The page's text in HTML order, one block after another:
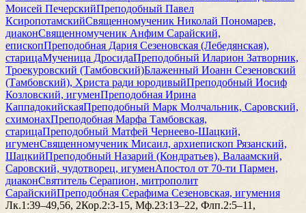
Моисей ПечерскийПреподобный Павел
КсиропотамскийСвященномученик Николай Пономарев,
диаконСвященномученик Анфим Сарайский,
епископПреподобная Дария Сезеновская (Лебедянская),
старицаМученица ДросидаПреподобный Иларион Затворник,
Троекуровский (Тамбовский)Блаженный Иоанн Сезеновский
(Тамбовский), Христа ради юродивыйПреподобный Иосиф
Козловский, игуменПреподобная Ирина
КаппадокийскаяПреподобный Марк Молчальник, Саровский,
схимонахПреподобная Марфа Тамбовская,
старицаПреподобный Матфей Чернеево-Шацкий,
игуменСвященномученик Мисаил, архиепископ Рязанский,
ШацкийПреподобный Назарий (Кондратьев), Валаамский,
Саровский, чудотворец, игуменАпостол от 70-ти Пармен,
диаконСвятитель Серапион, митрополит
СарайскийПреподобная Серафима Сезеновская, игумения
Лк.1:39–49,56, 2Кор.2:3-15, Мф.23:13–22, Флп.2:5–11,